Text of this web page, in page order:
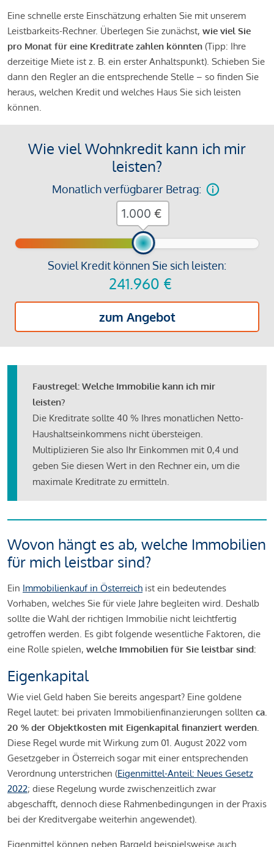
Eine schnelle erste Einschätzung erhalten Sie mit unserem
Leistbarkeits-Rechner. Überlegen Sie zunächst, wie viel Sie
pro Monat für eine Kreditrate zahlen könnten (Tipp: Ihre
derzeitige Miete ist z. B. ein erster Anhaltspunkt). Schieben Sie
dann den Regler an die entsprechende Stelle – so finden Sie
heraus, welchen Kredit und welches Haus Sie sich leisten
können.
Wie viel Wohnkredit kann ich mir
leisten?
Monatlich verfügbarer Betrag:
Soviel Kredit können Sie sich leisten:
241.960 €
zum Angebot
€
Faustregel: Welche Immobilie kann ich mir
leisten?
Die Kreditrate sollte 40 % Ihres monatlichen Netto-
Haushaltseinkommens nicht übersteigen.
Multiplizieren Sie also Ihr Einkommen mit 0,4 und
geben Sie diesen Wert in den Rechner ein, um die
maximale Kreditrate zu ermitteln.
Wovon hängt es ab, welche Immobilien
für mich leistbar sind?
Ein Immobilienkauf in Österreich ist ein bedeutendes
Vorhaben, welches Sie für viele Jahre begleiten wird. Deshalb
sollte die Wahl der richtigen Immobilie nicht leichtfertig
getroffen werden. Es gibt folgende wesentliche Faktoren, die
eine Rolle spielen, welche Immobilien für Sie leistbar sind:
Eigenkapital
Wie viel Geld haben Sie bereits angespart? Eine goldene
Regel lautet: bei privaten Immobilienfinanzierungen sollten ca.
20 % der Objektkosten mit Eigenkapital finanziert werden.
Diese Regel wurde mit Wirkung zum 01. August 2022 vom
Gesetzgeber in Österreich sogar mit einer entsprechenden
Verordnung unterstrichen (Eigenmittel-Anteil: Neues Gesetz
2022; diese Regelung wurde zwischenzeitlich zwar
abgeschafft, dennoch diese Rahmenbedingungen in der Praxis
bei der Kreditvergabe weiterhin angewendet).
Eigenmittel können neben Bargeld beispielsweise auch